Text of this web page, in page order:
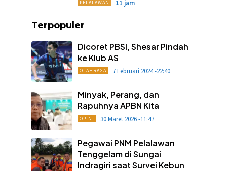
PELALAWAN 11 jam
Terpopuler
Dicoret PBSI, Shesar Pindah
ke Klub AS
OLAHRAGA 7 Februari 2024 -22:40
Minyak, Perang, dan
Rapuhnya APBN Kita
OPINI 30 Maret 2026 -11:47
Pegawai PNM Pelalawan
Tenggelam di Sungai
Indragiri saat Survei Kebun